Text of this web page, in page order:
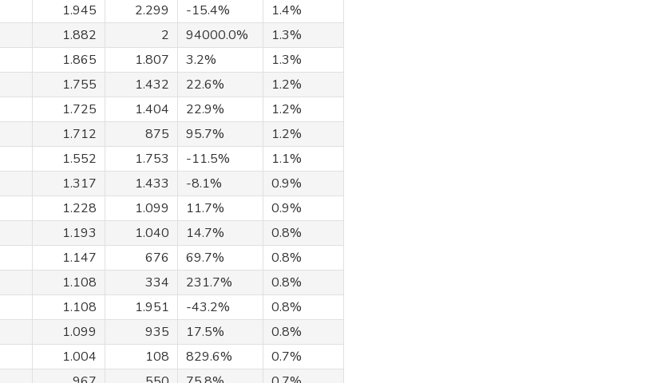
1.945 2.299 -15.4%
1.4%
1.882 2 94000.0%
1.3%
1.865 1.807 3.2%
1.3%
1.755 1.432 22.6%
1.2%
1.725 1.404 22.9%
1.2%
1.712 875 95.7%
1.2%
1.552 1.753 -11.5%
1.1%
1.317 1.433 -8.1%
0.9%
1.228 1.099 11.7%
0.9%
1.193 1.040 14.7%
0.8%
1.147 676 69.7%
0.8%
1.108 334 231.7%
0.8%
1.108 1.951 -43.2%
0.8%
1.099 935 17.5%
0.8%
1.004 108 829.6%
0.7%